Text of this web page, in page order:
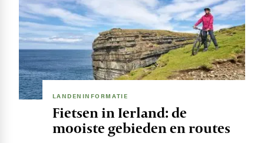
LANDENINFORMATIE
Fietsen in Ierland: de
mooiste gebieden en routes